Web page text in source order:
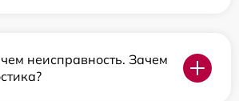
неисправность. Зачем